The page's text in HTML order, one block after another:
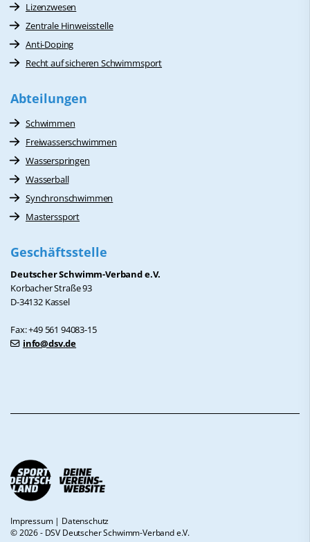
Lizenzwesen
Zentrale Hinweisstelle
Anti-Doping
Recht auf sicheren Schwimmsport
Abteilungen
Schwimmen
Freiwasserschwimmen
Wasserspringen
Wasserball
Synchronschwimmen
Masterssport
Geschäftsstelle
Deutscher Schwimm-Verband e.V.
Korbacher Straße 93
D-34132 Kassel
Fax: +49 561 94083-15
info@dsv.de
Impressum| Datenschutz
© 2026 - DSV Deutscher Schwimm-Verband e.V.